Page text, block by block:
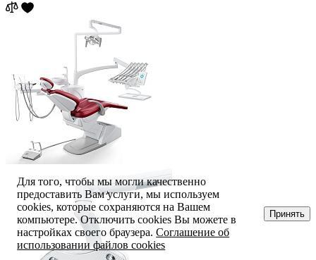
Для того, чтобы мы могли качественно
предоставить Вам услуги, мы используем
cookies, которые сохраняются на Вашем
компьютере. Отключить cookies Вы можете в
настройках своего браузера.Соглашение об
использовании файлов cookies
Принять